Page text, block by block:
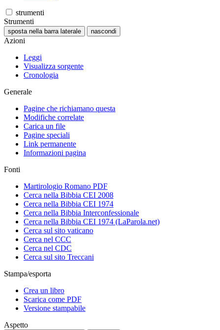
strumenti
Strumenti
sposta nella barra laterale nascondi
Azioni
Leggi
Visualizza sorgente
Cronologia
Generale
Pagine che richiamano questa
Modifiche correlate
Carica un file
Pagine speciali
Link permanente
Informazioni pagina
Fonti
Martirologio Romano PDF
Cerca nella Bibbia CEI 2008
Cerca nella Bibbia CEI 1974
Cerca nella Bibbia Interconfessionale
Cerca nella Bibbia CEI 1974 (LaParola.net)
Cerca sul sito vaticano
Cerca nel CCC
Cerca nel CDC
Cerca sul sito Treccani
Stampa/esporta
Crea un libro
Scarica come PDF
Versione stampabile
Aspetto